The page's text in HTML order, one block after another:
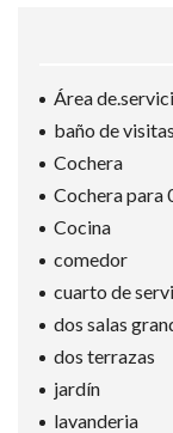
Área
baño de visitas
Cochera
Cochera para
Cocina
comedor
cuarto de
dos salas
dos terrazas
jardín
lavanderia